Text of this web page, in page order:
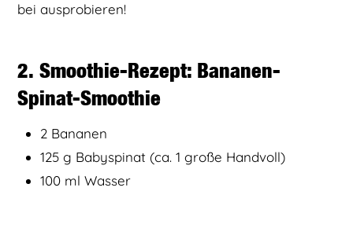
bei ausprobieren!
2. Smoothie-Rezept: Bananen-
Spinat-Smoothie
2 Bananen
125 g Babyspinat (ca. 1 große Handvoll)
100 ml Wasser